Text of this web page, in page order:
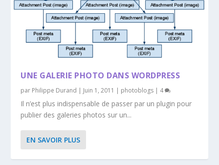
UNE GALERIE PHOTO DANS WORDPRESS
par Philippe Durand | Juin 1, 2011 | photoblogs | 4
Il n’est plus indispensable de passer par un plugin pour
publier des galeries photos sur un...
EN SAVOIR PLUS